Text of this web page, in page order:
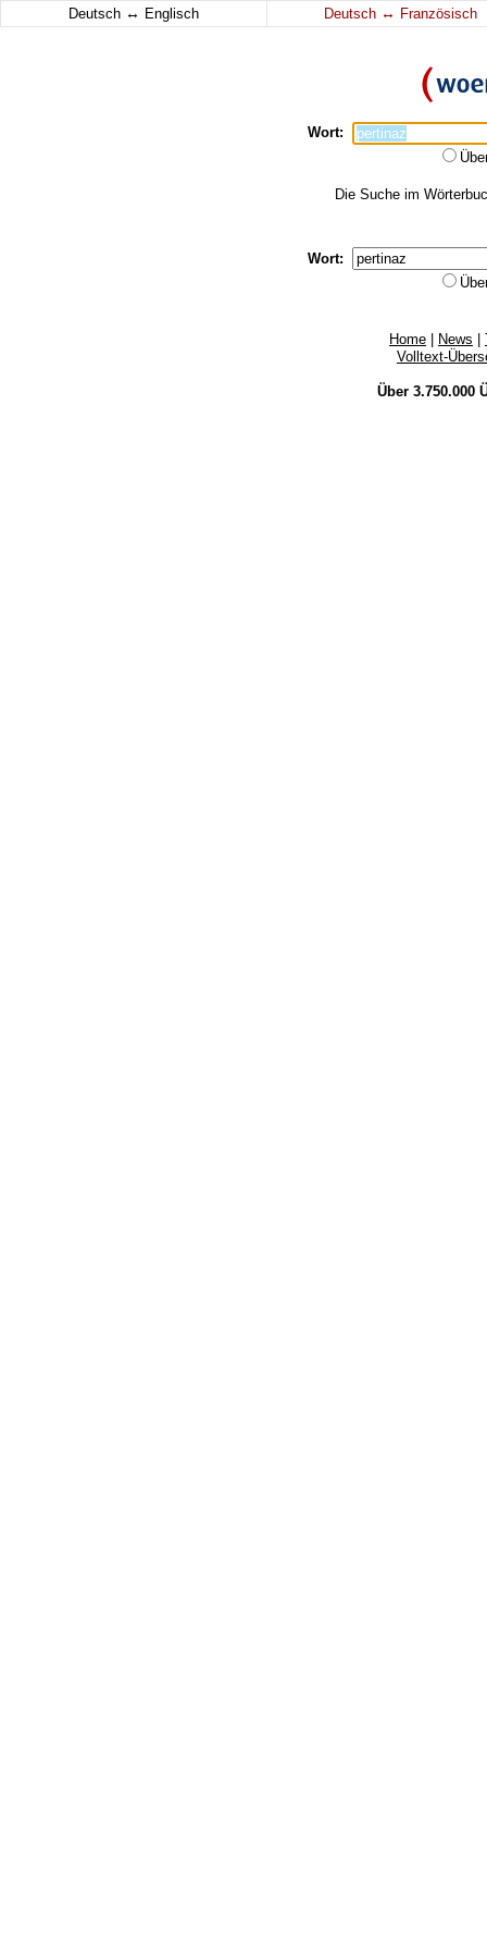
Deutsch ↔ Englisch Deutsch ↔ Französisch
Wort:
Die Suche im
Wort:
Home News
Volltext-
Über 3.750.000